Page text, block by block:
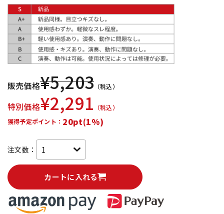
販売価格¥5,203 （税込）
特別価格¥2,291 （税込）
獲得予定ポイント： 20pt(1%)
注文数：
カートに入れる